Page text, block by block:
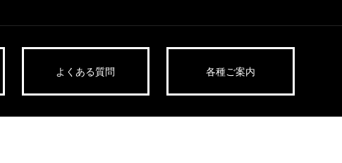
よくある質問 各種ご案内